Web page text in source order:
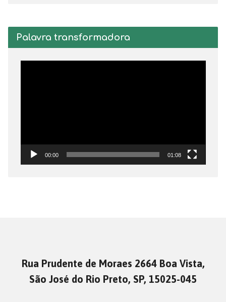
Palavra transformadora
00:00 01:08
Rua Prudente de Moraes 2664 Boa Vista,
São José do Rio Preto, SP, 15025-045